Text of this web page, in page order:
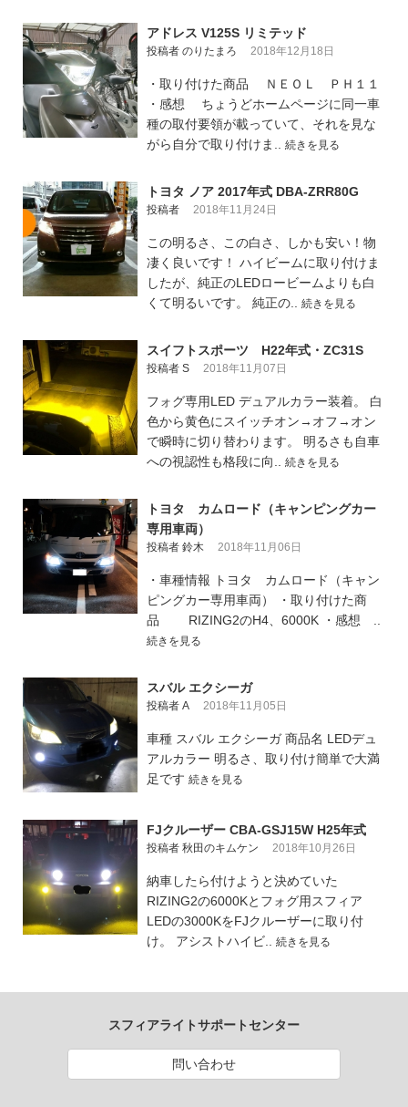
アドレス V125S リミテッド
投稿者 のりたまろ 2018年12月18日
・取り付けた商品 ＮＥＯＬ ＰＨ１１
・感想 ちょうどホームページに同一車
種の取付要領が載っていて、それを見な
がら自分で取り付けま.. 続きを見る
トヨタ ノア 2017年式 DBA-ZRR80G
投稿者 2018年11月24日
この明るさ、この白さ、しかも安い！物
凄く良いです！ ハイビームに取り付けま
したが、純正のLEDロービームよりも白
くて明るいです。 純正の.. 続きを見る
スイフトスポーツ H22年式・ZC31S
投稿者 S 2018年11月07日
フォグ専用LED デュアルカラー装着。 白
色から黄色にスイッチオン→オフ→オン
で瞬時に切り替わります。 明るさも自車
への視認性も格段に向.. 続きを見る
トヨタ カムロード（キャンピングカー
専用車両）
投稿者 鈴木 2018年11月06日
・車種情報 トヨタ カムロード（キャン
ピングカー専用車両） ・取り付けた商
品 RIZING2のH4、6000K ・感想 ..
続きを見る
スバル エクシーガ
投稿者 A 2018年11月05日
車種 スバル エクシーガ 商品名 LEDデュ
アルカラー 明るさ、取り付け簡単で大満
足です 続きを見る
FJクルーザー CBA-GSJ15W H25年式
投稿者 秋田のキムケン 2018年10月26日
納車したら付けようと決めていた
RIZING2の6000Kとフォグ用スフィア
LEDの3000KをFJクルーザーに取り付
け。 アシストハイビ.. 続きを見る
スフィアライトサポートセンター
問い合わせ